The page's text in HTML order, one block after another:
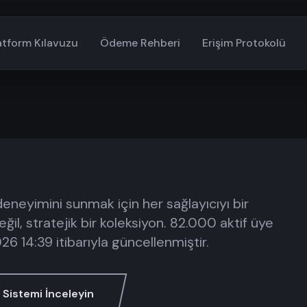
Kılavuzu Ödeme Rehberi Erişim Protokolü
sunmak için her sağlayıcıyı bir
stratejik bir koleksiyon. 82.000 aktif üye
14:39 itibarıyla güncellenmiştir.
Sistemi İnceleyin